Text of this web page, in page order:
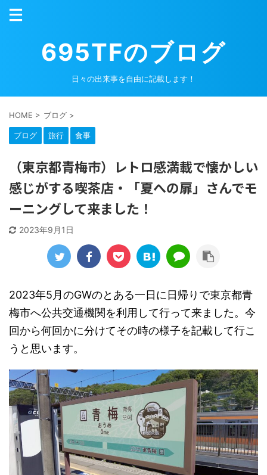
695TFのブログ
日々の出来事を自由に記載します！
HOME > ブログ >
ブログ 旅行 食事
（東京都青梅市）レトロ感満載で懐かしい
感じがする喫茶店・「夏への扉」さんでモ
ーニングして来ました！
2023年9月1日
2023年5月のGWのとある一日に日帰りで東京都青
梅市へ公共交通機関を利用して行って来ました。今
回から何回かに分けてその時の様子を記載して行こ
うと思います。